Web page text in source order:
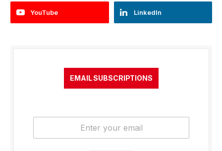
YouTube LinkedIn
EMAIL SUBSCRIPTIONS
E
a